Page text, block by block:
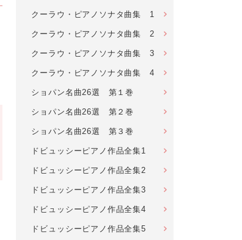
クーラウ・ピアノソナタ曲集 1
クーラウ・ピアノソナタ曲集 2
クーラウ・ピアノソナタ曲集 3
クーラウ・ピアノソナタ曲集 4
ショパン名曲26選 第１巻
ショパン名曲26選 第２巻
ショパン名曲26選 第３巻
ドビュッシーピアノ作品全集1
ドビュッシーピアノ作品全集2
ドビュッシーピアノ作品全集3
ドビュッシーピアノ作品全集4
ドビュッシーピアノ作品全集5